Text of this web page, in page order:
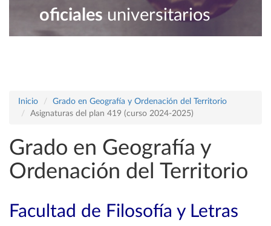
oficiales universitarios
Inicio
Grado en Geografía y Ordenación del Territorio
Asignaturas del plan 419 (curso 2024-2025)
Grado en Geografía y
Ordenación del Territorio
Facultad de Filosofía y Letras